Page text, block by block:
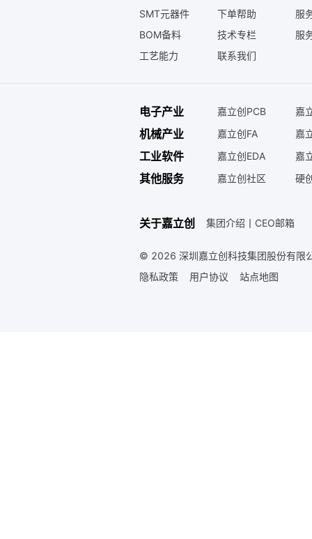
SMT元器件
BOM备料
工艺能力
下单帮助
技术专栏
联系我们
服
服
电子产业 嘉立创PCB 嘉
机械产业 嘉立创FA 嘉
工业软件 嘉立创EDA 嘉
其他服务 嘉立创社区 硬
关于嘉立创 集团介绍 丨 CEO邮箱
© 2026 深圳嘉立创科技集团股份有限
隐私政策
用户协议 站点地图